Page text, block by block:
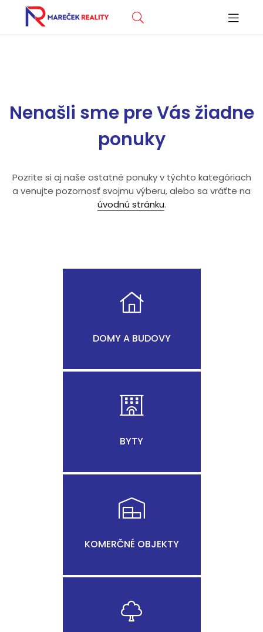
Nenašli sme pre Vás žiadne
ponuky
Pozrite si aj naše ostatné ponuky v týchto kategóriach
a venujte pozornosť svojmu výberu, alebo sa vráťte na
úvodnú stránku.
DOMY A BUDOVY
BYTY
KOMERČNÉ OBJEKTY